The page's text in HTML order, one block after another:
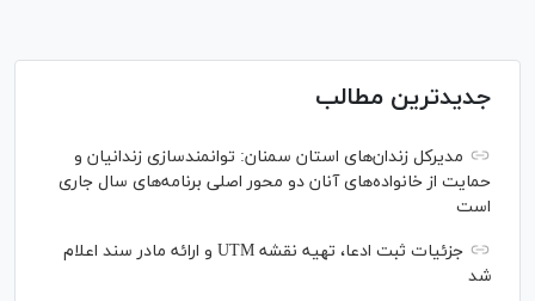
جدیدترین مطالب
مدیرکل زندان‌های استان سمنان: توانمندسازی زندانیان و
حمایت از خانواده‌های آنان دو محور اصلی برنامه‌های سال جاری
است
جزئیات ثبت ادعا، تهیه نقشه UTM و ارائه مادر سند اعلام
شد